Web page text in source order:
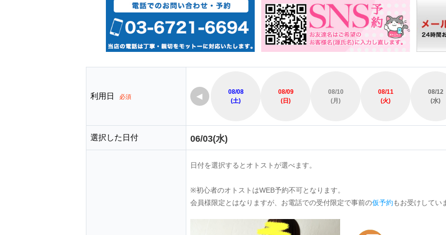
利用日 必須 ◀
08/08
(土)
08/09
(日)
08/10
(月)
08/11
(火)
08/12
(水)
選択した日付 06/03(水)
日付を選択するとオトストが選べます。
※初心者のオトストはWEB予約不可となります。
会員様限定とはなりますが、お電話での受付限定で事前の仮予約もお受けしてい